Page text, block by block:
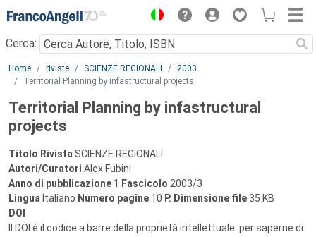
Menu
Cerca:
Main content
Home riviste SCIENZE REGIONALI
2003
Territorial Planning by infastructural projects
Territorial Planning by infastructural
projects
Titolo Rivista SCIENZE REGIONALI
Autori/Curatori Alex Fubini
Anno di pubblicazione 1 Fascicolo 2003/3
Lingua Italiano Numero pagine 10 P. Dimensione file 35 KB
DOI
Il DOI è il codice a barre della proprietà intellettuale: per saperne di